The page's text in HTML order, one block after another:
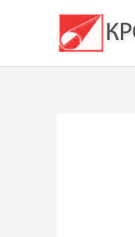
содержимому